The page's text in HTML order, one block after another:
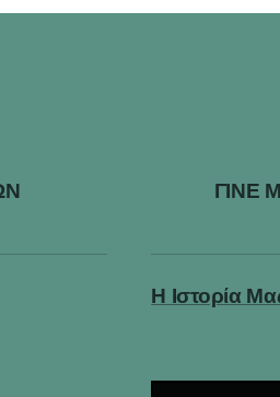
ΓΙΝΕ
Η Ιστορία